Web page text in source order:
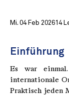
Mi. 04 Feb 202614
Einführung
Es war
internationale
Praktisch jeden